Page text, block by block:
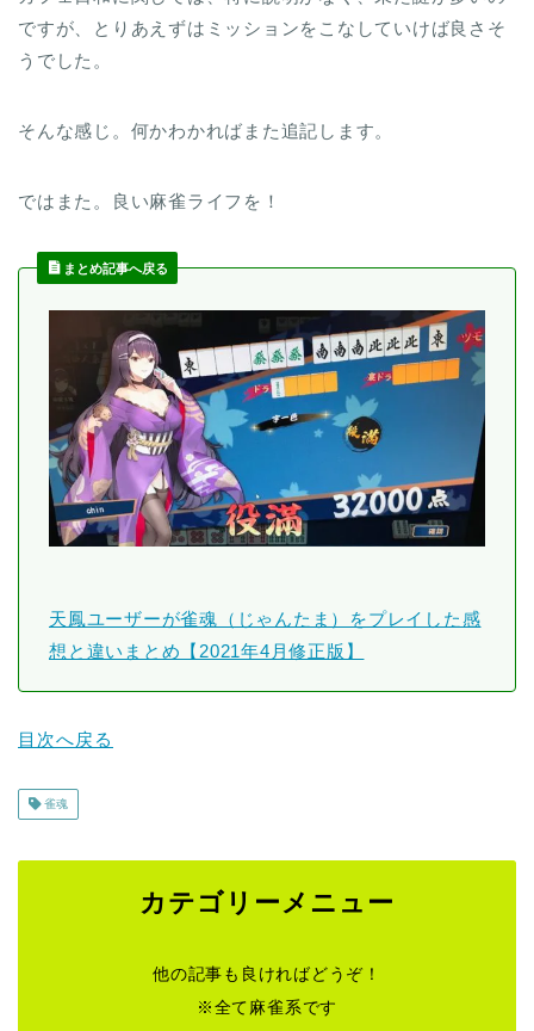
ですが、とりあえずはミッションをこなしていけば良さそ
うでした。
そんな感じ。何かわかればまた追記します。
ではまた。良い麻雀ライフを！
まとめ記事へ戻る
天鳳ユーザーが雀魂（じゃんたま）をプレイした感
想と違いまとめ【2021年4月修正版】
目次へ戻る
雀魂
カテゴリーメニュー
他の記事も良ければどうぞ！
※全て麻雀系です